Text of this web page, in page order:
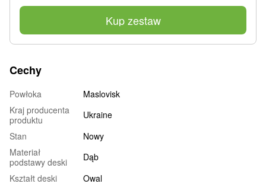
Kup zestaw
Cechy
Powłoka
Maslovisk
Kraj producenta
produktu
Ukraine
Stan
Nowy
Materiał
podstawy deski
Dąb
Kształt deski
Owal